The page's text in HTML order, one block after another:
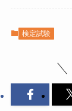
検定試験